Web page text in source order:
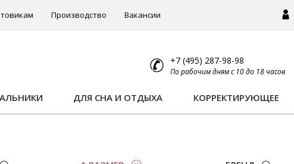
Производство Вакансии
+7 (495) 287-98-98
По рабочим дням с 10 до 18 часов
ДЛЯ СНА И ОТДЫХА КОРРЕКТИРУЮЩЕЕ